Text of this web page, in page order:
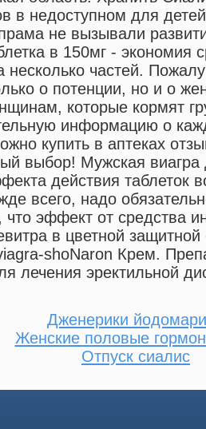
в недоступном для
не вызывали
в 150мг - экономия
несколько частей.
о потенции, но и о
которые кормят
информацию о
купить в аптеках
выбор! Мужская
действия таблеток
всего, надо
эффект от средства
в цветной
shoNaron Крем.
лечения эректильной
Дженерики
Женские половые
Отпуск сиалис